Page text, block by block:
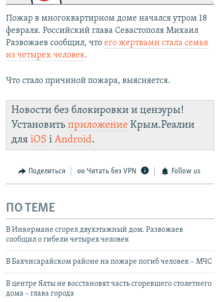
Пожар в многоквартирном доме начался утром 18
февраля. Российский глава Севастополя Михаил
Развожаев сообщил, что его жертвами стала семья
из четырех человек.
Что стало причиной пожара, выясняется.
Новости без блокировки и цензуры!
Установить приложение Крым.Реалии
для iOS і Android.
Поделиться Читать без VPN Follow us
ПО ТЕМЕ
В Инкермане сгорел двухэтажный дом. Развожаев
сообщил о гибели четырех человек
В Бахчисарайском районе на пожаре погиб человек – МЧС
В центре Ялты не восстановят часть сгоревшего столетнего
дома – глава города